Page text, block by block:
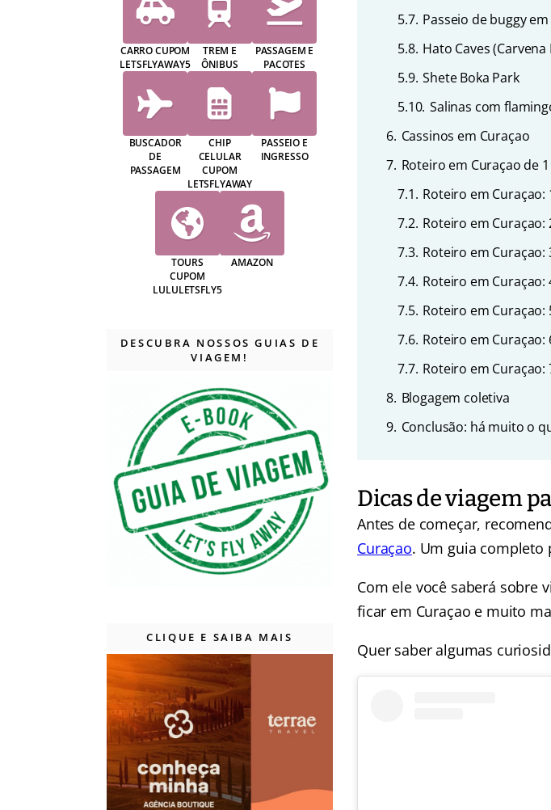
5.7. Passeio de buggy
5.8. Hato Caves (Carvena
5.9. Shete Boka Park
5.10. Salinas com
6. Cassinos em Curaçao
7. Roteiro em Curaçao de
7.1. Roteiro em Curaçao:
7.2. Roteiro em Curaçao:
7.3. Roteiro em Curaçao:
7.4. Roteiro em Curaçao:
7.5. Roteiro em Curaçao:
7.6. Roteiro em Curaçao:
7.7. Roteiro em Curaçao:
8. Blogagem coletiva
9. Conclusão: há muito o
Dicas de viagem
Antes de começar,
Curaçao. Um guia completo
Com ele você saberá sobre
ficar em Curaçao e muito
Quer saber algumas
CARRO CUPOM
LETSFLYAWAY5
TREM E
ÔNIBUS
PASSAGEM E
PACOTES
BUSCADOR
DE
PASSAGEM
CHIP
CELULAR
CUPOM
LETSFLYAWAY
PASSEIO E
INGRESSO
TOURS
CUPOM
LULULETSFLY5
AMAZON
DESCUBRA NOSSOS GUIAS DE
VIAGEM!
CLIQUE E SAIBA MAIS